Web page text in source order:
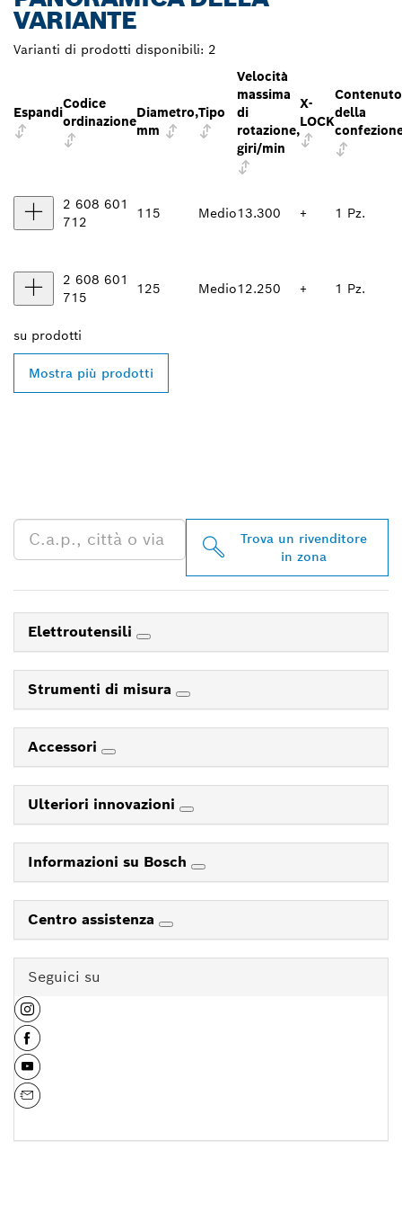
VARIANTE
Varianti di prodotti disponibili: 2
Espandi
Codice
ordinazione
Diametro,
mm
Tipo
Velocità
massima
di
rotazione,
giri/min
X-
LOCK
Contenuto
della
2 608 601
712
115 Medio13.300 + 1 Pz.
2 608 601
715
125 Medio12.250 + 1 Pz.
su prodotti
Mostra più prodotti
Trova un rivenditore
in zona
Elettroutensili
Strumenti di misura
Accessori
Ulteriori innovazioni
Informazioni su Bosch
Centro assistenza
Seguici su